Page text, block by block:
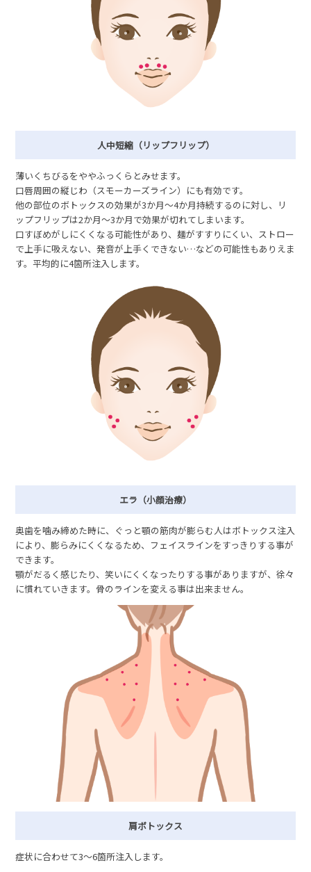
人中短縮（リップフリップ）
薄いくちびるをややふっくらとみせます。
口唇周囲の縦じわ（スモーカーズライン）にも有効です。
他の部位のボトックスの効果が3か月～4か月持続するのに対し、リ
ップフリップは2か月～3か月で効果が切れてしまいます。
口すぼめがしにくくなる可能性があり、麺がすすりにくい、ストロー
で上手に吸えない、発音が上手くできない…などの可能性もありえま
す。平均的に4箇所注入します。
エラ（小顔治療）
奥歯を噛み締めた時に、ぐっと顎の筋肉が膨らむ人はボトックス注入
により、膨らみにくくなるため、フェイスラインをすっきりする事が
できます。
顎がだるく感じたり、笑いにくくなったりする事がありますが、徐々
に慣れていきます。骨のラインを変える事は出来ません。
肩ボトックス
症状に合わせて3～6箇所注入します。